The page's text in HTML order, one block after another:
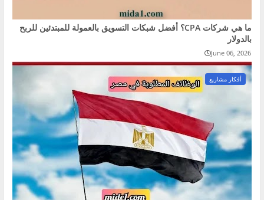
ما هي شركات CPA؟ أفضل شبكات التسويق بالعمولة للمبتدئين للربح
بالدولار
June 06, 2026
أفكار مشاريع